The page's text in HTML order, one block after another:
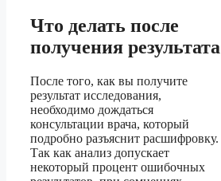
Что делать после
получения результата
После того, как вы получите
результат исследования,
необходимо дождаться
консультации врача, который
подробно разъяснит расшифровку.
Так как анализ допускает
некоторый процент ошибочных